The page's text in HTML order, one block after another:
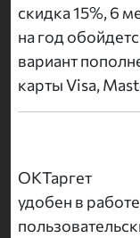
скидка 15%, 6
на год
вариант
карты Visa,
ОКТаргет
удобен в